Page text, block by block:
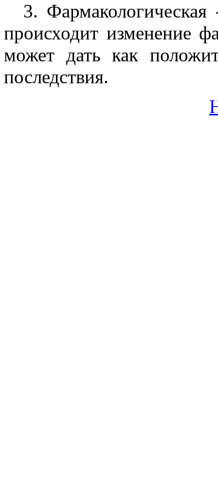
3.
происходит изменение
может дать как
последствия.